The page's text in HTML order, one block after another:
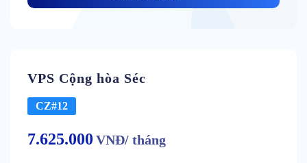
VPS Cộng hòa Séc
CZ#12
7.625.000 VNĐ/ tháng